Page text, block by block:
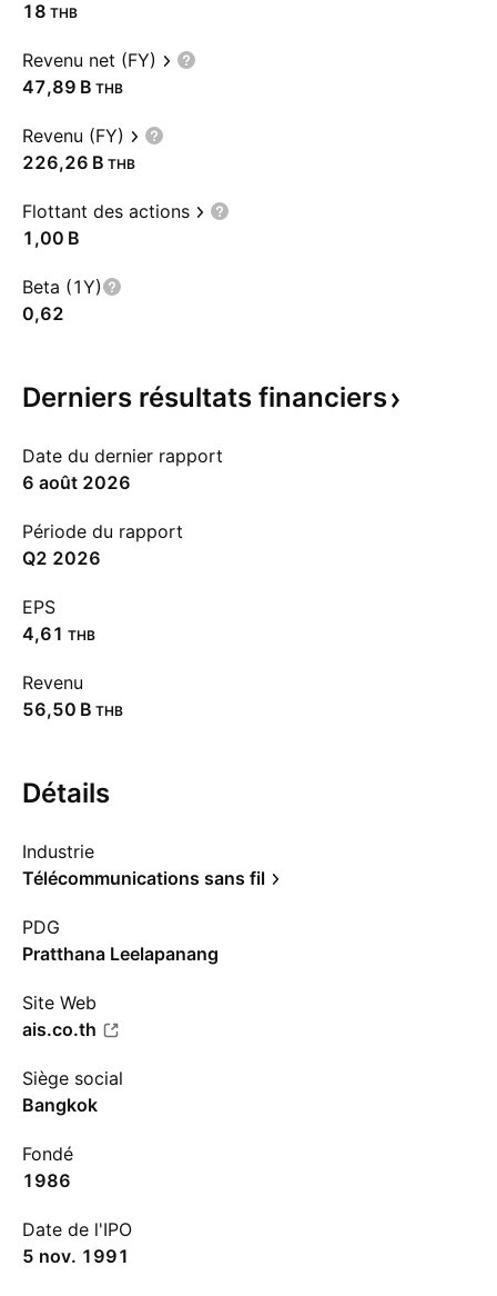
18 THB
Revenu net (FY)
‪47,89 B‬ THB
Revenu (FY)
‪226,26 B‬ THB
Flottant des actions
‪1,00 B‬
Beta (1Y)
0,62
Derniers résultats financiers
Date du dernier rapport
6 août 2026
Période du rapport
Q2 2026
EPS
4,61 THB
Revenu
‪56,50 B‬ THB
Détails
Industrie
Télécommunications sans fil
PDG
Pratthana Leelapanang
Site Web
ais.co.th
Siège social
Bangkok
Fondé
1986
Date de l'IPO
5 nov. 1991